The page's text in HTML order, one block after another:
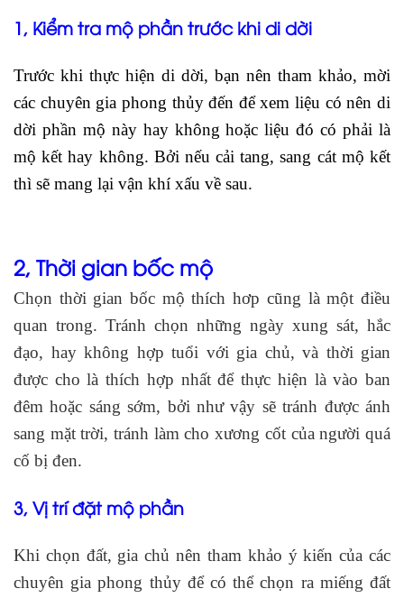
1, Kiểm tra mộ phần trước khi di dời
Trước khi thực hiện di dời, bạn nên tham khảo, mời
các chuyên gia phong thủy đến để xem liệu có nên di
dời phần mộ này hay không hoặc liệu đó có phải là
mộ kết hay không. Bởi nếu cải tang, sang cát mộ kết
thì sẽ mang lại vận khí xấu về sau.
2, Thời gian bốc mộ
Chọn thời gian bốc mộ thích hơp cũng là một điều
quan trong. Tránh chọn những ngày xung sát, hắc
đạo, hay không hợp tuổi với gia chủ, và thời gian
được cho là thích hợp nhất để thực hiện là vào ban
đêm hoặc sáng sớm, bởi như vậy sẽ tránh được ánh
sang mặt trời, tránh làm cho xương cốt của người quá
cố bị đen.
3, Vị trí đặt mộ phần
Khi chọn đất, gia chủ nên tham khảo ý kiến của các
chuyên gia phong thủy để có thể chọn ra miếng đất